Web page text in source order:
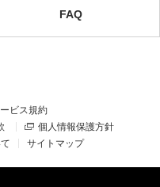
FAQ
ビス規約
個人情報保護方針
サイトマップ